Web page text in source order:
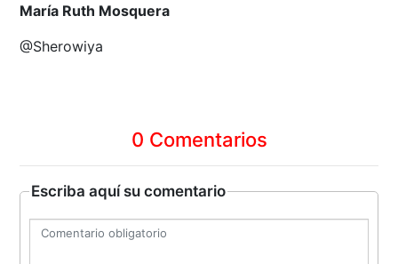
María Ruth Mosquera
@Sherowiya
0 Comentarios
Escriba aquí su comentario